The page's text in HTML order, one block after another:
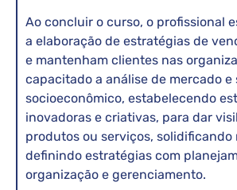
Ao concluir o curso, o profissional
a elaboração de estratégias de
e mantenham clientes nas
capacitado a análise de mercado e
socioeconômico, estabelecendo
inovadoras e criativas, para dar
produtos ou serviços, solidificando
definindo estratégias com
organização e gerenciamento.